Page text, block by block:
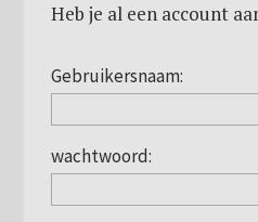
Heb je al een account
Gebruikersnaam:
wachtwoord: